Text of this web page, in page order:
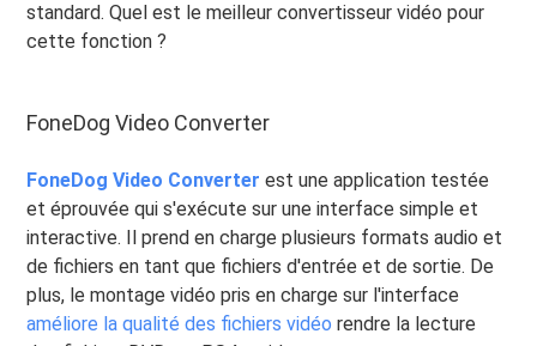
standard. Quel est le meilleur convertisseur vidéo pour
cette fonction ?
FoneDog Video Converter
FoneDog Video Converter est une application testée
et éprouvée qui s'exécute sur une interface simple et
interactive. Il prend en charge plusieurs formats audio et
de fichiers en tant que fichiers d'entrée et de sortie. De
plus, le montage vidéo pris en charge sur l'interface
améliore la qualité des fichiers vidéo rendre la lecture